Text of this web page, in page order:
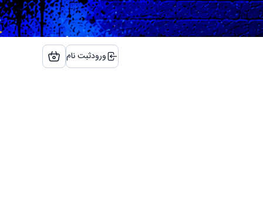
ورودثبت نام